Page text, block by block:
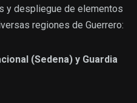
y despliegue de elementos
regiones de Guerrero:
(Sedena) y Guardia